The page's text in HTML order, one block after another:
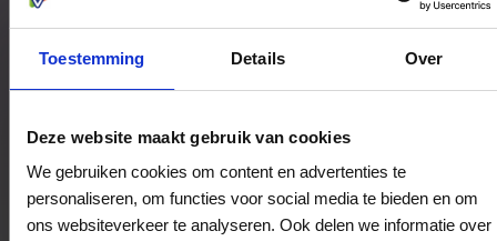
Toestemming Details Over
Deze website maakt gebruik van cookies
We gebruiken cookies om content en advertenties te
personaliseren, om functies voor social media te bieden en om
ons websiteverkeer te analyseren. Ook delen we informatie over
Bestedingslocaties